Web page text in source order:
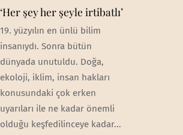
‘Her şey her şeyle irtibatlı’
19. yüzyılın en ünlü bilim
insanıydı. Sonra bütün
dünyada unutuldu. Doğa,
ekoloji, iklim, insan hakları
konusundaki çok erken
uyarıları ile ne kadar önemli
olduğu keşfedilinceye kadar...